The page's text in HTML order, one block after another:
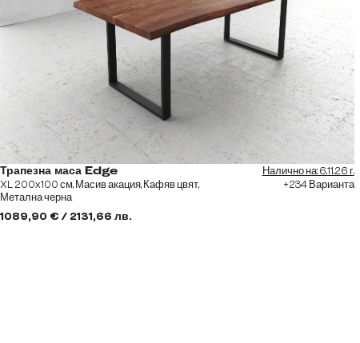
Трапезна маса Edge
XL 200x100 см, Масив акация, Кафяв цвят,
Метална черна
1089,90 € / 2131,66 лв.
Налично на: 6.11.26 г.
+234 Варианта